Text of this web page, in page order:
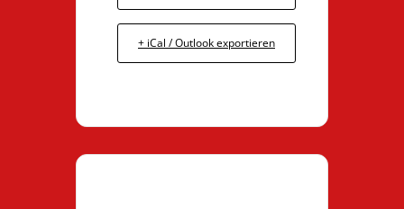
+ iCal / Outlook exportieren